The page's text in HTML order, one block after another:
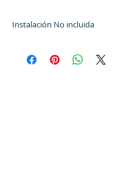
Instalación No incluida
al cliente.